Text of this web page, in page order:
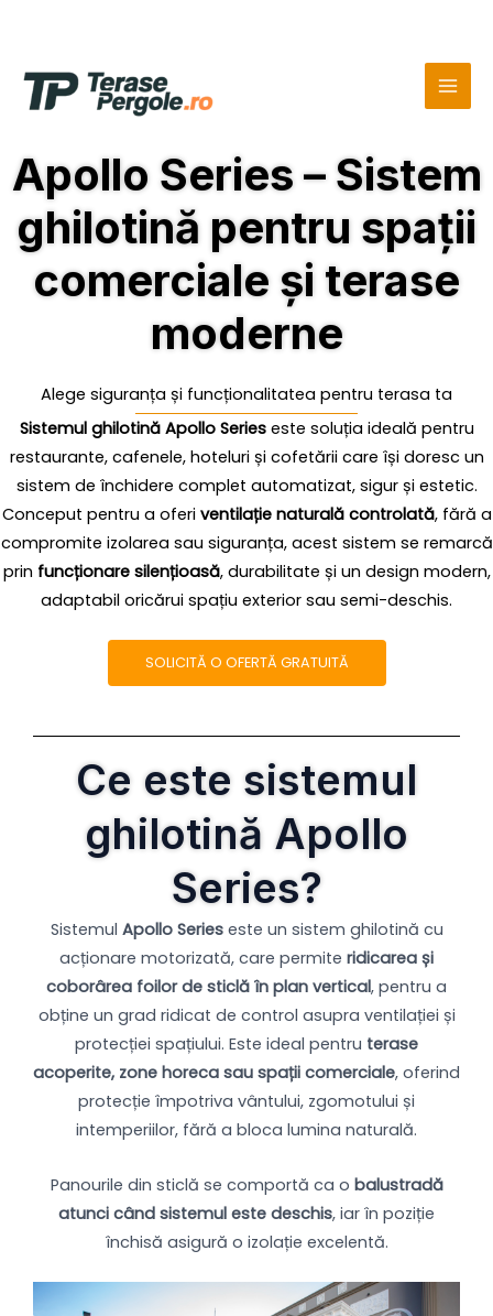
content
Apollo Series – Sistem
ghilotină pentru spații
comerciale și terase
moderne
Alege siguranța și funcționalitatea pentru terasa ta
Sistemul ghilotină Apollo Serieseste soluția ideală pentru
restaurante, cafenele, hoteluri și cofetării care își doresc un
sistem de închidere complet automatizat, sigur și estetic.
Conceput pentru a oferi ventilație naturală controlată, fără a
compromite izolarea sau siguranța, acest sistem se remarcă
prin funcționare silențioasă, durabilitate și un design modern,
adaptabil oricărui spațiu exterior sau semi-deschis.
SOLICITĂ O OFERTĂ GRATUITĂ
Ce este sistemul
ghilotină Apollo
Series?
Sistemul Apollo Serieseste un sistem ghilotină cu
acționare motorizată, care permite ridicarea și
coborârea foilor de sticlă în plan vertical, pentru a
obține un grad ridicat de control asupra ventilației și
protecției spațiului. Este ideal pentru terase
acoperite, zone horeca sau spații comerciale, oferind
protecție împotriva vântului, zgomotului și
intemperiilor, fără a bloca lumina naturală.
Panourile din sticlă se comportă ca o balustradă
atunci când sistemul este deschis, iar în poziție
închisă asigură o izolație excelentă.